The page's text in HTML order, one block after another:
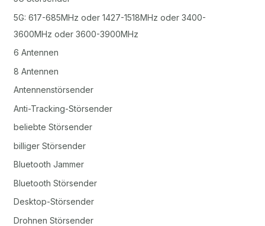
5G: 617-685MHz oder 1427-1518MHz oder 3400-
3600MHz oder 3600-3900MHz
6 Antennen
8 Antennen
Antennenstörsender
Anti-Tracking-Störsender
beliebte Störsender
billiger Störsender
Bluetooth Jammer
Bluetooth Störsender
Desktop-Störsender
Drohnen Störsender